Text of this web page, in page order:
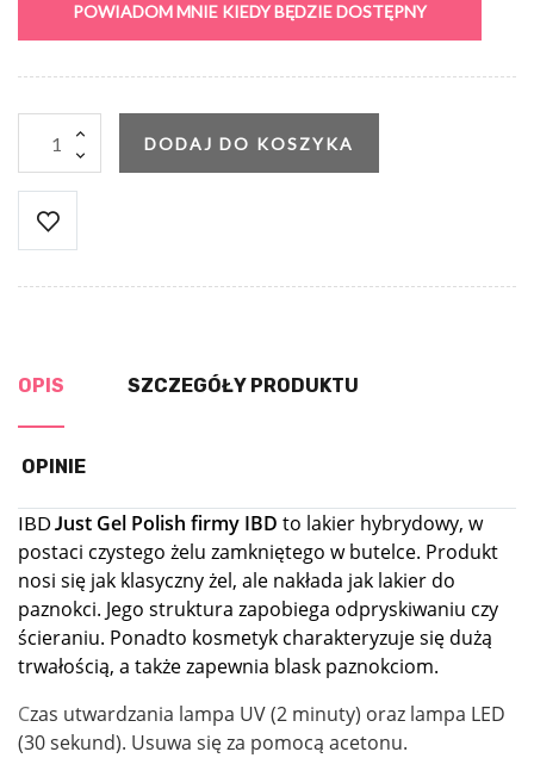
POWIADOM MNIE KIEDY BĘDZIE DOSTĘPNY
DODAJ DO KOSZYKA
OPIS SZCZEGÓŁY PRODUKTU
OPINIE
IBDJust Gel Polish firmy IBD to lakier hybrydowy, w
postaci czystego żelu zamkniętego w butelce. Produkt
nosi się jak klasyczny żel, ale nakłada jak lakier do
paznokci. Jego struktura zapobiega odpryskiwaniu czy
ścieraniu. Ponadto kosmetyk charakteryzuje się dużą
trwałością, a także zapewnia blask paznokciom.
Czas utwardzania lampa UV (2 minuty) oraz lampa LED
(30 sekund). Usuwa się za pomocą acetonu.